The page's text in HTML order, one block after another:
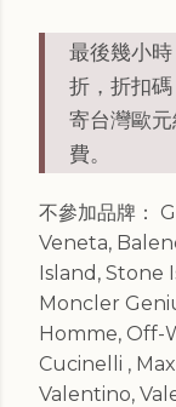
最後幾小
折，折扣
寄台灣歐
費。
不參加品牌：
Veneta,
Island, Stone
Moncler
Homme, Off-
Cucinelli ,
Valentino,